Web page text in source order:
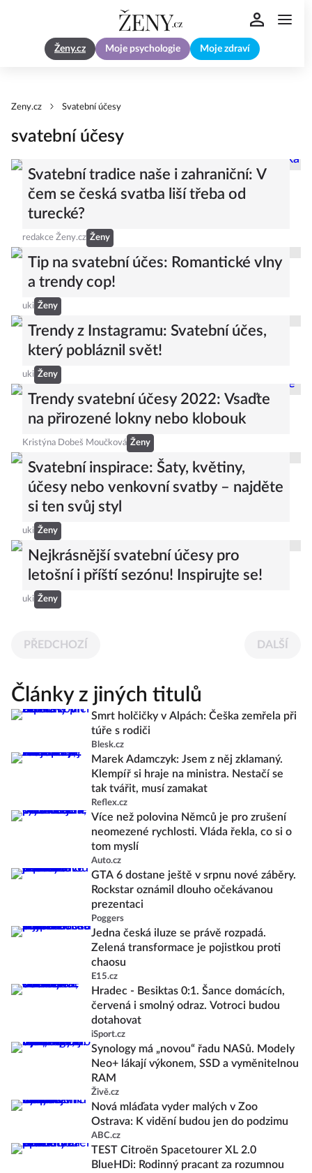
Ženy.cz Moje psychologie Moje zdraví
Zeny.cz Svatební účesy
svatební účesy
Svatební tradice naše i zahraniční: V
čem se česká svatba liší třeba od
turecké?
redakce Ženy.cz Ženy
Tip na svatební účes: Romantické vlny
a trendy cop!
uki Ženy
Trendy z Instagramu: Svatební účes,
který pobláznil svět!
uki Ženy
Trendy svatební účesy 2022: Vsaďte
na přirozené lokny nebo klobouk
Kristýna Dobeš Moučková Ženy
Svatební inspirace: Šaty, květiny,
účesy nebo venkovní svatby – najděte
si ten svůj styl
uki Ženy
Nejkrásnější svatební účesy pro
letošní i příští sezónu! Inspirujte se!
uki Ženy
PŘEDCHOZÍ DALŠÍ
Články z jiných titulů
Smrt holčičky v Alpách: Češka zemřela při
túře s rodiči
Blesk.cz
Marek Adamczyk: Jsem z něj zklamaný.
Klempíř si hraje na ministra. Nestačí se
tak tvářit, musí zamakat
Reflex.cz
Více než polovina Němců je pro zrušení
neomezené rychlosti. Vláda řekla, co si o
tom myslí
Auto.cz
GTA 6 dostane ještě v srpnu nové záběry.
Rockstar oznámil dlouho očekávanou
prezentaci
Poggers
Jedna česká iluze se právě rozpadá.
Zelená transformace je pojistkou proti
chaosu
E15.cz
Hradec - Besiktas 0:1. Šance domácích,
červená i smolný odraz. Votroci budou
dotahovat
iSport.cz
Synology má „novou“ řadu NASů. Modely
Neo+ lákají výkonem, SSD a vyměnitelnou
RAM
Živě.cz
Nová mláďata vyder malých v Zoo
Ostrava: K vidění budou jen do podzimu
ABC.cz
TEST Citroën Spacetourer XL 2.0
BlueHDi: Rodinný pracant za rozumnou